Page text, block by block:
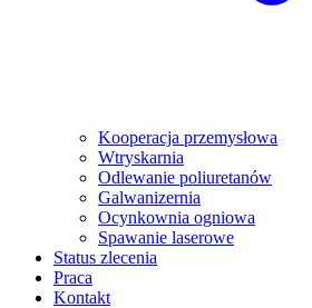
Kooperacja przemysłowa
Wtryskarnia
Odlewanie poliuretanów
Galwanizernia
Ocynkownia ogniowa
Spawanie laserowe
Status zlecenia
Praca
Kontakt